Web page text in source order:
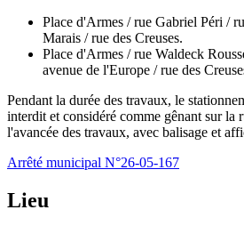
Place d'Armes / rue Gabriel Péri /
Marais / rue des Creuses.
Place d'Armes / rue Waldeck
avenue de l'Europe / rue des
Pendant la durée des travaux, le
interdit et considéré comme gênant sur la
l'avancée des travaux, avec balisage et
Arrêté municipal N°26-05-167
Lieu